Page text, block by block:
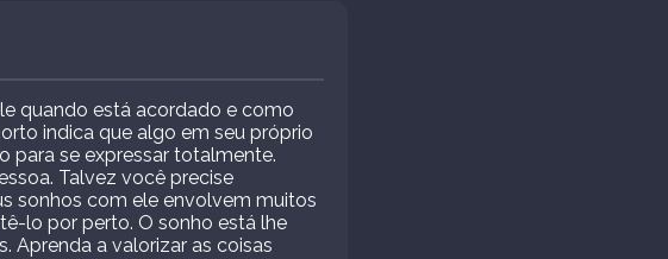
quando está acordado e como
indica que algo em seu próprio
para se expressar totalmente.
Talvez você precise
sonhos com ele envolvem muitos
lo por perto. O sonho está lhe
Aprenda a valorizar as coisas